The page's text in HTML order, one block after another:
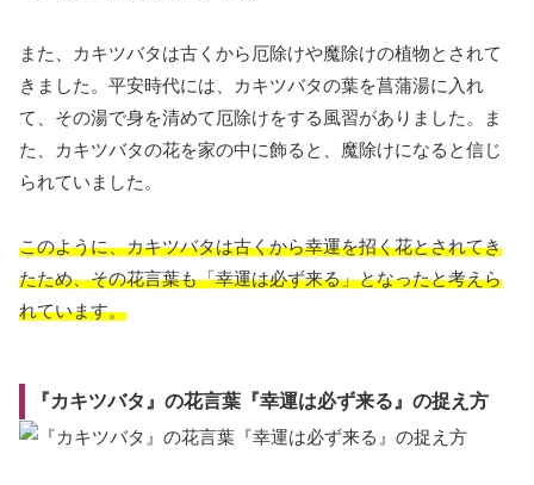
また、カキツバタは古くから厄除けや魔除けの植物とされて
きました。平安時代には、カキツバタの葉を菖蒲湯に入れ
て、その湯で身を清めて厄除けをする風習がありました。ま
た、カキツバタの花を家の中に飾ると、魔除けになると信じ
られていました。
このように、カキツバタは古くから幸運を招く花とされてき
たため、その花言葉も「幸運は必ず来る」となったと考えら
れています。
『カキツバタ』の花言葉『幸運は必ず来る』の捉え方